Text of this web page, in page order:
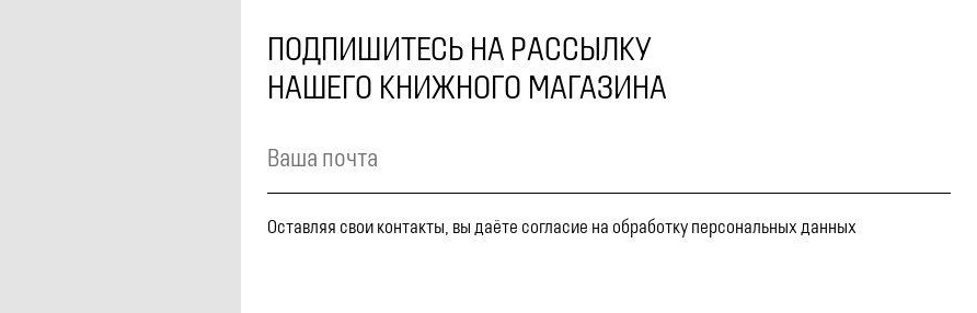
ПОДПИШИТЕСЬ НА РАССЫЛКУ
НАШЕГО КНИЖНОГО МАГАЗИНА
Оставляя свои контакты, вы даёте согласие на обработку персональных данных